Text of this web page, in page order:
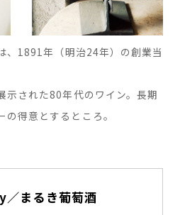
、1891年（明治24年）の創業当
示された80年代のワイン。長期
得意とするところ。
まるき葡萄酒